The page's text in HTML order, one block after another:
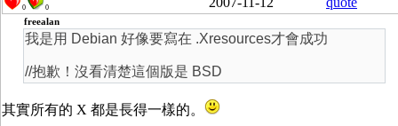
0 0
freealan
我是用 Debian 好像要寫在 .Xresources才會成功
//抱歉！沒看清楚這個版是 BSD
其實所有的 X 都是長得一樣的。